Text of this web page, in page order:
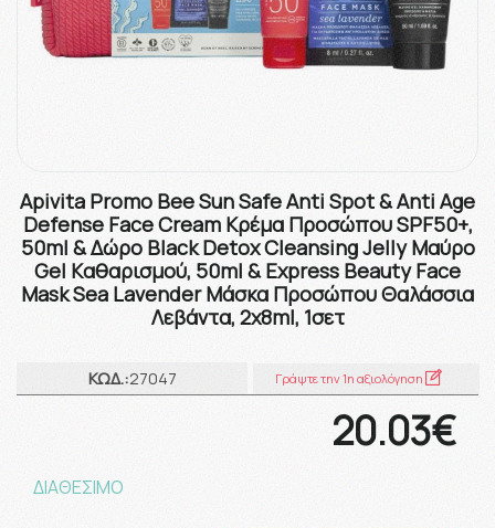
Apivita Promo Bee Sun Safe Anti Spot & Anti Age
Defense Face Cream Κρέμα Προσώπου SPF50+,
50ml & Δώρο Black Detox Cleansing Jelly Μαύρο
Gel Kαθαρισμού, 50ml & Express Beauty Face
Mask Sea Lavender Μάσκα Προσώπου Θαλάσσια
Λεβάντα, 2x8ml, 1σετ
ΚΩΔ.:27047 Γράψτε την 1η αξιολόγηση
20.03€
ΔΙΑΘΕΣΙΜΟ